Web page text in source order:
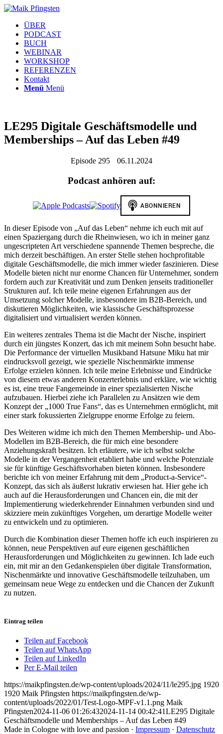
ÜBER
PODCAST
BUCH
WEBINAR
WORKSHOP
REFERENZEN
Kontakt
Menü Menü
LE295 Digitale Geschäftsmodelle und
Memberships – Auf das Leben #49
Episode 295 06.11.2024
Podcast anhören auf:
In dieser Episode von „Auf das Leben“ nehme ich euch mit auf
einen Spaziergang durch die Rheinwiesen, wo ich in meiner ganz
ungescripteten Art verschiedene spannende Themen bespreche, die
mich derzeit beschäftigen. An erster Stelle stehen hochprofitable
digitale Geschäftsmodelle, die mich immer wieder faszinieren. Diese
Modelle bieten nicht nur enorme Chancen für Unternehmer, sondern
fordern auch zur Kreativität und zum Denken jenseits traditioneller
Strukturen auf. Ich teile meine eigenen Erfahrungen aus der
Umsetzung solcher Modelle, insbesondere im B2B-Bereich, und
diskutieren Möglichkeiten, wie klassische Geschäftsprozesse
digitalisiert und virtualisiert werden können.
Ein weiteres zentrales Thema ist die Macht der Nische, inspiriert
durch ein jüngstes Konzert, das ich mit meinem Sohn besucht habe.
Die Performance der virtuellen Musikband Hatsune Miku hat mir
eindrucksvoll gezeigt, wie spezielle Nischenmärkte immense
Erfolge erzielen können. Ich teile meine Erlebnisse und Eindrücke
von diesem etwas anderen Konzerterlebnis und erkläre, wie wichtig
es ist, eine treue Fangemeinde in einer spezialisierten Nische
aufzubauen. Hierbei ziehe ich Parallelen zu Ansätzen wie dem
Konzept der „1000 True Fans“, das es Unternehmen ermöglicht, mit
einer stark fokussierten Zielgruppe enorme Erfolge zu feiern.
Des Weiteren widme ich mich den Themen Membership- und Abo-
Modellen im B2B-Bereich, die für mich eine besondere
Anziehungskraft besitzen. Ich erläutere, wie ich selbst solche
Modelle in der Vergangenheit etabliert habe und welche Potenziale
sie für künftige Geschäftsvorhaben bieten können. Insbesondere
berichte ich von meiner Erfahrung mit dem „Product-a-Service“-
Konzept, das sich als äußerst lukrativ erwiesen hat. Hier gehe ich
auch auf die Herausforderungen und Chancen ein, die mit der
Implementierung wiederkehrender Einnahmen verbunden sind und
skizziere mein zukünftiges Vorgehen, um derartige Modelle weiter
zu entwickeln und zu optimieren.
Durch die Kombination dieser Themen hoffe ich euch inspirieren zu
können, neue Perspektiven auf eure eigenen geschäftlichen
Herausforderungen und Möglichkeiten zu gewinnen. Ich lade euch
ein, mit mir an den Gedankenspielen über digitale Transformation,
Nischenmärkte und innovative Geschäftsmodelle teilzuhaben, um
gemeinsam neue Wege zu entdecken und die Chancen der Zukunft
zu nutzen.
Eintrag teilen
Teilen auf Facebook
Teilen auf WhatsApp
Teilen auf LinkedIn
Per E-Mail teilen
https://maikpfingsten.de/wp-content/uploads/2024/11/le295.jpg 1920
1920 Maik Pfingsten https://maikpfingsten.de/wp-
content/uploads/2022/01/Test-Logo-MPF-v1.1.png Maik
Pfingsten2024-11-06 01:26:432024-11-14 00:42:41LE295 Digitale
Geschäftsmodelle und Memberships – Auf das Leben #49
Made in Cologne with love and passion · Impressum · Datenschutz